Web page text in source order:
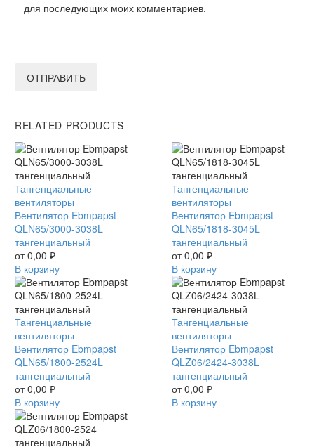
для последующих моих комментариев.
ОТПРАВИТЬ
RELATED PRODUCTS
Вентилятор
Ebmpapst
QLN65/3000-
3038L
тангенциальный
Тангенциальные
вентиляторы
Вентилятор Ebmpapst
QLN65/3000-3038L
тангенциальный
от0,00 ₽
В корзину
Вентилятор
Ebmpapst
QLN65/1818-
3045L
тангенциальный
Тангенциальные
вентиляторы
Вентилятор Ebmpapst
QLN65/1818-3045L
тангенциальный
от0,00 ₽
В корзину
Вентилятор
Ebmpapst
QLN65/1800-
2524L
тангенциальный
Тангенциальные
вентиляторы
Вентилятор Ebmpapst
QLN65/1800-2524L
тангенциальный
от0,00 ₽
В корзину
Вентилятор
Ebmpapst
QLZ06/2424-
3038L
тангенциальный
Тангенциальные
вентиляторы
Вентилятор Ebmpapst
QLZ06/2424-3038L
тангенциальный
от0,00 ₽
В корзину